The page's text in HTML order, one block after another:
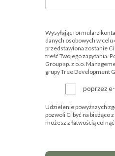
Wysyłając formularz
danych osobowych w
przedstawiona zostanie
treść Twojego zapytania.
Group sp. z o.o.
grupy Tree Development
poprzez
Udzielenie powyższych
pozwoli Ci być na bieżąco
możesz z łatwością